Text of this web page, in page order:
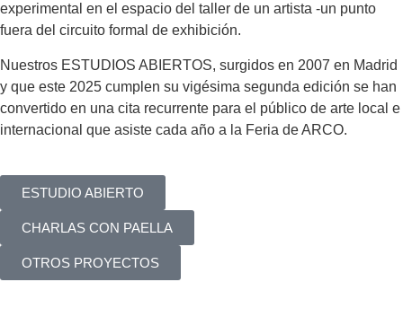
experimental en el espacio del taller de un artista -un punto
fuera del circuito formal de exhibición.
Nuestros ESTUDIOS ABIERTOS, surgidos en 2007 en Madrid
y que este 2025 cumplen su vigésima segunda edición se han
convertido en una cita recurrente para el público de arte local e
internacional que asiste cada año a la Feria de ARCO.
ESTUDIO ABIERTO
CHARLAS CON PAELLA
OTROS PROYECTOS